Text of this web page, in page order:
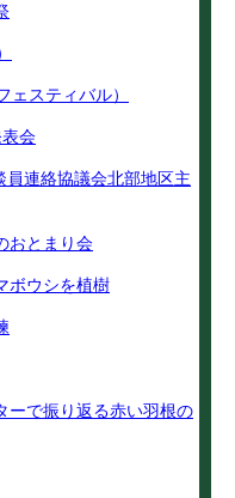
スティバル）
会
員連絡協議会北部地区主
おとまり会
ボウシを植樹
で振り返る赤い羽根の